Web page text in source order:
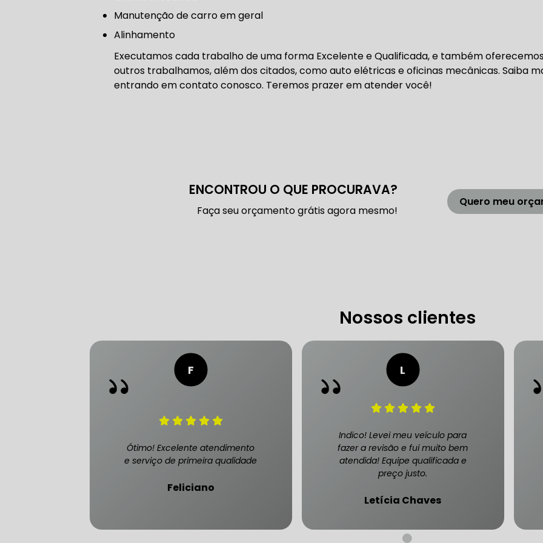
CONSERTO DE DIREÇÃO HIDRÁULICA
DIREÇÃO HIDRÁULICA ZONA SUL
FREIO ABS MANUTENÇÃO SISTEMA DE FREIOS AUTOMOTIVOS
MANUTENÇÃO DE BLINDADOS
OFICINA MECÂNICA COMPLETA PARA BLINDADOS
MECÂNICO PARA CONSERTO DE CARRO BLINDADO
MECÂNICO PARA CARROS BLINDADOS DE LUXO
OFICINA QUE
MECÂNICO PARA SUSPENSÃO DE CARRO BLINDADO
OFICINA MECÂNICA DE AUTOMÓVEIS BLINDADOS
MECÂNICO PARA REVISÃO PREVENTIVA DE BLINDADOS
manutenção de carro em geral
Alinhamento
Executamos cada trabalho de uma forma Excelente e Qualificada, e também oferecemos
outros trabalhamos, além dos citados, como auto elétricas e oficinas mecânicas. Saiba
entrando em contato conosco. Teremos prazer em atender você!
ENCONTROU O QUE PROCURAVA?
Faça seu orçamento grátis agora mesmo!
Quero meu
Nossos clientes
Ótimo! Excelente atendimento
e serviço de primeira qualidade
Feliciano
Indico! Levei meu veículo para
fazer a revisão e fui muito bem
atendida! Equipe qualificada e
preço justo.
Letícia Chaves